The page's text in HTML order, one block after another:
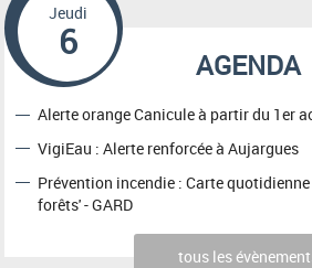
AGENDA
Jeudi
6
Alerte orange Canicule à partir du 1er
VigiEau : Alerte renforcée à Aujargues
Prévention incendie : Carte
forêts' - GARD
tous les